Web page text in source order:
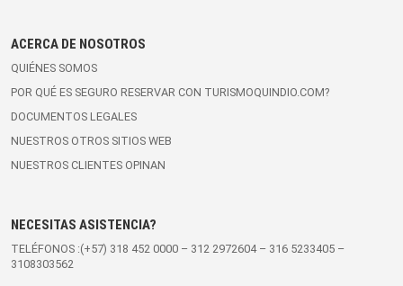
ACERCA DE NOSOTROS
QUIÉNES SOMOS
POR QUÉ ES SEGURO RESERVAR CON TURISMOQUINDIO.COM?
DOCUMENTOS LEGALES
NUESTROS OTROS SITIOS WEB
NUESTROS CLIENTES OPINAN
NECESITAS ASISTENCIA?
TELÉFONOS :(+57) 318 452 0000 – 312 2972604– 316 5233405 –
3108303562